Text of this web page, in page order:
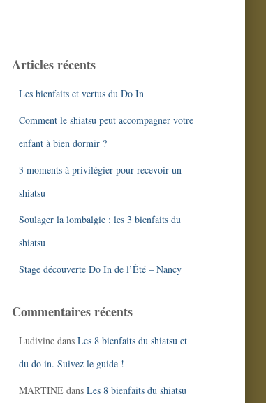
Articles récents
Les bienfaits et vertus du Do In
Comment le shiatsu peut accompagner votre
enfant à bien dormir ?
3 moments à privilégier pour recevoir un
shiatsu
Soulager la lombalgie : les 3 bienfaits du
shiatsu
Stage découverte Do In de l’Été – Nancy
Commentaires récents
Ludivinedans Les 8 bienfaits du shiatsu et
du do in. Suivez le guide !
MARTINEdans Les 8 bienfaits du shiatsu